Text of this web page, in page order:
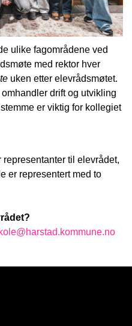
ulike fagområdene ved
med rektor hver
uken etter elevrådsmøtet.
drift og utvikling
er viktig for kollegiet
til elevrådet,
er representert med to